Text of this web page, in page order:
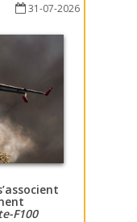
31-07-2026
F100